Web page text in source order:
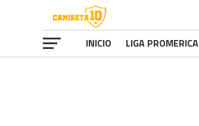
INICIO LIGA PROMERICA